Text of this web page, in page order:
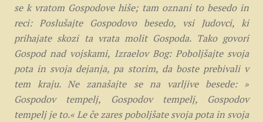
se k vratom Gospodove hiše; tam oznani to besedo in
reci: Poslušajte Gospodovo besedo, vsi Judovci, ki
prihajate skozi ta vrata molit Gospoda. Tako govori
Gospod nad vojskami, Izraelov Bog: Poboljšajte svoja
pota in svoja dejanja, pa storim, da boste prebivali v
tem kraju. Ne zanašajte se na varljive besede: »
Gospodov tempelj, Gospodov tempelj, Gospodov
tempelj je to.« Le če zares poboljšate svoja pota in svoja